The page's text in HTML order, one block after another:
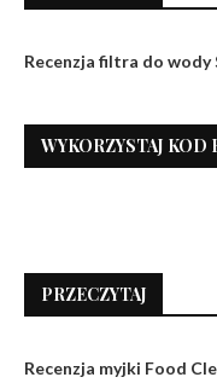
Recenzja filtra do wody
WYKORZYSTAJ KOD
PRZECZYTAJ
Recenzja myjki Food